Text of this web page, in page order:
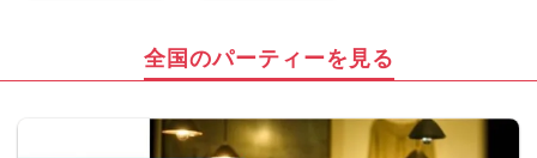
全国のパーティーを見る